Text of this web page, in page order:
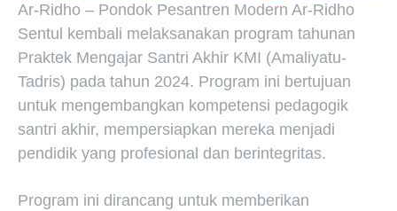
Ar-Ridho – Pondok Pesantren Modern Ar-Ridho
Sentul kembali melaksanakan program tahunan
Praktek Mengajar Santri Akhir KMI (Amaliyatu-
Tadris) pada tahun 2024. Program ini bertujuan
untuk mengembangkan kompetensi pedagogik
santri akhir, mempersiapkan mereka menjadi
pendidik yang profesional dan berintegritas.
Program ini dirancang untuk memberikan